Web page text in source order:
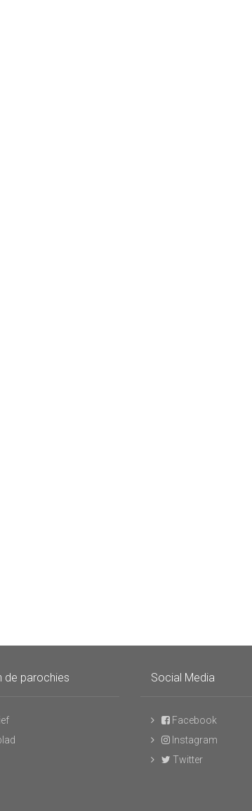
de parochies Social Media
Facebook
Instagram
Twitter